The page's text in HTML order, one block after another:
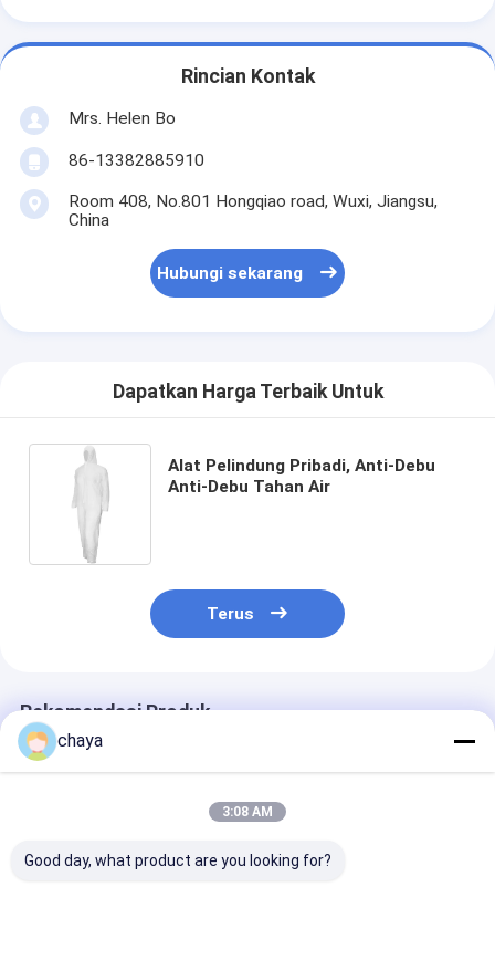
Rincian Kontak
Mrs. Helen Bo
86-13382885910
Room 408, No.801 Hongqiao road, Wuxi, Jiangsu,
China
Hubungi sekarang
Dapatkan Harga Terbaik Untuk
Alat Pelindung Pribadi, Anti-Debu
Anti-Debu Tahan Air
Terus
Rekomendasi Produk
chaya
3:08 AM
Good day, what product are you looking for?